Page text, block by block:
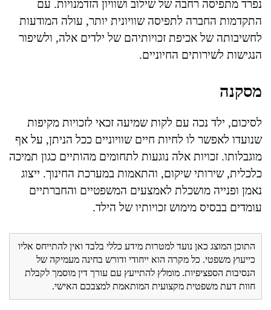
נפרד מתפיסה רחבה של שילוב ושוויון הזדמנויות. עם
התקדמות החברה לתפיסה שוויונית יותר, עולה המודעות
לחשיבותה של אכיפת זכויותיהם של ילדים אלה, ולשיפור
הנגישות לשירותים החיוניים.
מסקנה
לסיכום, ילד נכה עם לקות שמיעה זכאי לזכויות מקיפות
שנועדו לאפשר לו לחיות חיים שוויוניים ככל הניתן, על אף
מוגבלותו. זכויות אלה נוגעות לתחומים מהותיים כגון תמיכה
כלכלית, שירותי שיקום, והתאמות במערכת החינוך. ייצוג
נאמן ופנייה מושכלת לאמצעים המשפטיים והחברתיים
עומדים בבסיס מימוש זכויותיו של הילד.
התוכן המוצג כאן נועד למטרות מידע כללי בלבד ואין להתייחס אליו
כייעוץ משפטי. כל מקרה הוא ייחודי ודורש בחינה מעמיקה של
הנסיבות הספציפיות. מומלץ להתייעץ עם עורך דין מוסמך לקבלת
חוות דעת משפטית מקצועית המותאמת למצבכם האישי.